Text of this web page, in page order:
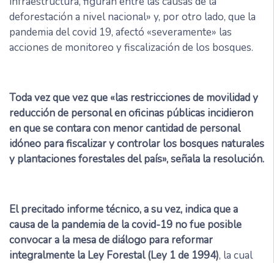
deforestación a nivel nacional» y, por otro lado, que la
pandemia del covid 19, afectó «severamente» las
acciones de monitoreo y fiscalización de los bosques.
Toda vez que vez que «las restricciones de movilidad y
reducción de personal en oficinas públicas incidieron
en que se contara con menor cantidad de personal
idóneo para fiscalizar y controlar los bosques naturales
y plantaciones forestales del país», señala la resolución.
El precitado informe técnico, a su vez, indica que a
causa de la pandemia de la covid-19 no fue posible
convocar a la mesa de diálogo para reformar
integralmente la Ley Forestal (Ley 1 de 1994), la cual